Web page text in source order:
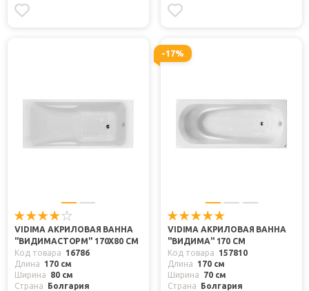
VIDIMA АКРИЛОВАЯ ВАННА
"ВИДИМАСТОРМ" 170X80 СМ
Код товара
16786
Длина
170 см
Ширина
80 см
Страна
Болгария
-17%
VIDIMA АКРИЛОВАЯ ВАННА
"ВИДИМА" 170 СМ
Код товара
157810
Длина
170 см
Ширина
70 см
Страна
Болгария